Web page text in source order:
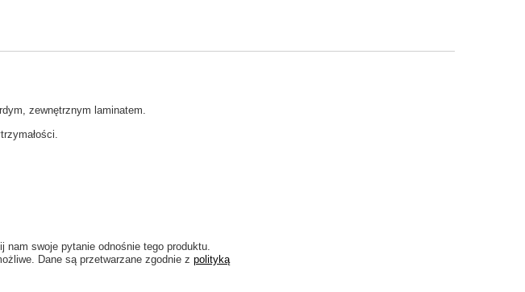
zewnętrznym laminatem.
.
swoje pytanie odnośnie tego produktu.
Dane są przetwarzane zgodnie z polityką